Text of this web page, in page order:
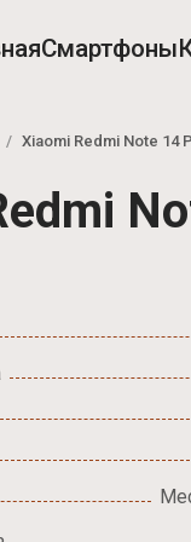
Смартфоны
Xiaomi Redmi Note 14